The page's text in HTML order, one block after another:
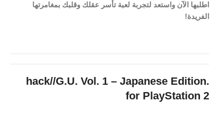
اطلبها الآن واستعد لتجربة لعبة تأسر عقلك وقلبك بمغامرتها
الفريدة!
.hack//G.U. Vol. 1 – Japanese Edition
for PlayStation 2